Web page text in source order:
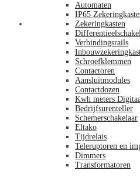
Automaten
IP65
Zekeringkasten
Verbindingsrails
Schroefklemmen
Contactoren
Aansluitmodules
Contactdozen
Kwh meters
Bedrijfsurenteller
Schemerschakelaar
Eltako
Tijdrelais
Teleruptoren en
Dimmers
Transformatoren